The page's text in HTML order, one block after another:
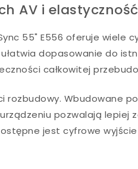
AV i
55" E556 oferuje wiele
dopasowanie do
całkowitej
rozbudowy. Wbudowane
pozwalają lepiej
jest cyfrowe